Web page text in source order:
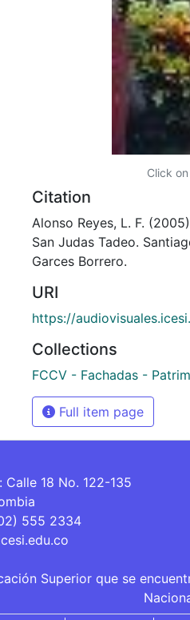
Click
Citation
Alonso Reyes, L. F.
San Judas Tadeo.
Garces Borrero.
URI
https://
Collections
FCCV - Fachadas -
Full item page
Calle 18 No. 122-135
555 2334
Superior que se